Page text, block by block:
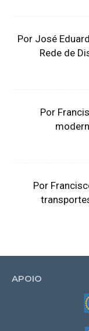
Por José
Rede de
Por
Por
APOIO